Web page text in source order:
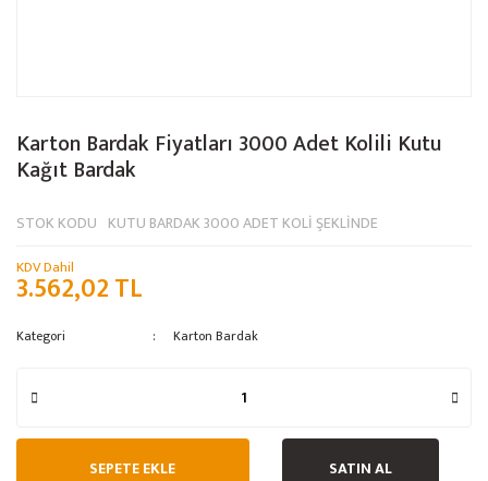
Karton Bardak Fiyatları 3000 Adet Kolili Kutu
Kağıt Bardak
STOK KODU KUTU BARDAK 3000 ADET KOLİ ŞEKLİNDE
KDV Dahil
3.562,02 TL
Kategori Karton Bardak
SEPETE EKLE SATIN AL